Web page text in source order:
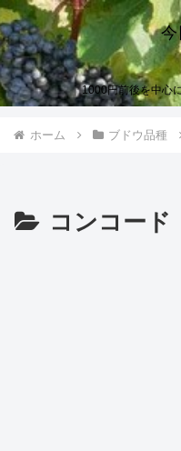
今
1000円前後を中心
ホーム ブドウ品種
コンコード